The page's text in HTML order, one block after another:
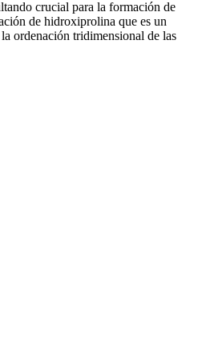
crucial para la formación de
de hidroxiprolina que es un
ordenación tridimensional de las